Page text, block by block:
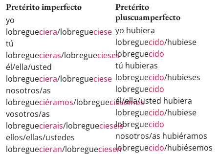
Pretérito imperfecto
yo
lobregueciera/lobregueciese
tú
lobreguecieras/lobreguecieses
él/ella/usted
lobregueciera/lobregueciese
nosotros/as
lobregueciéramos/lobregueciésemos
vosotros/as
lobreguecierais/lobreguecieseis
ellos/ellas/ustedes
lobreguecieran/lobregueciesen
Pretérito
pluscuamperfecto
yo hubiera
lobreguecido/hubiese
lobreguecido
tú hubieras
lobreguecido/hubieses
lobreguecido
él/ella/usted hubiera
lobreguecido/hubiese
lobreguecido
nosotros/as hubiéramos
lobreguecido/hubiésemos